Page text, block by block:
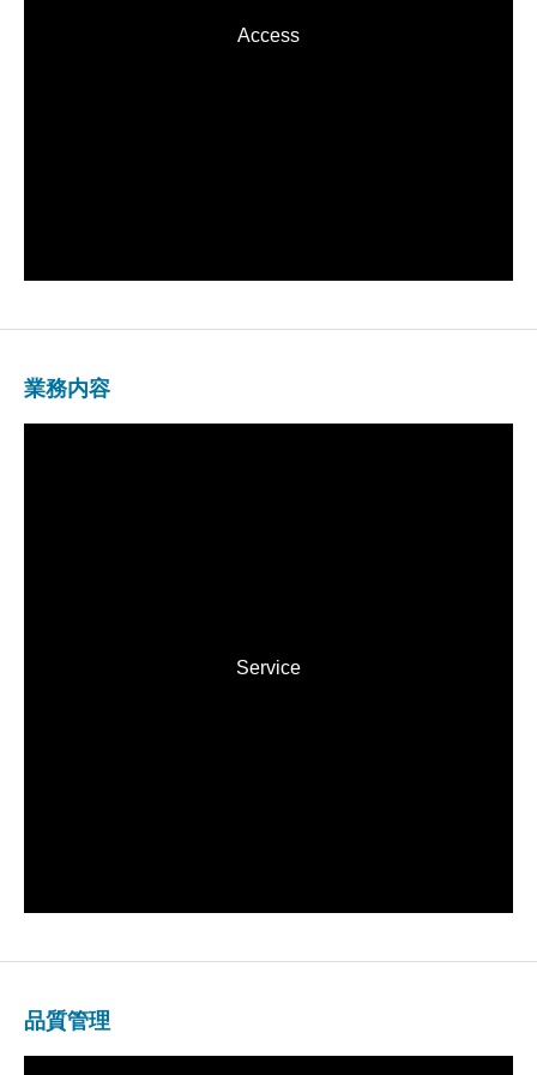
Access
業務内容
Service
品質管理